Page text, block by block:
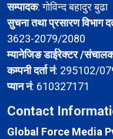
सम्पादक: गोविन्द बहादुर बुढा
सुचना तथा प्रसारण विभाग
3623-2079/2080
म्यानेजिङ डाईरेक्टर /
कम्पनी दर्ता नं: 295102/
प्यान नं: 610327171
Contact
Global Force Media